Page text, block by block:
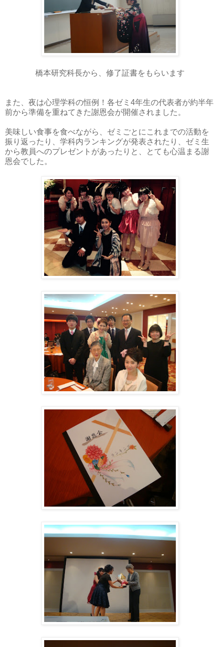
橋本研究科長から、修了証書をもらいます
また、夜は心理学科の恒例！各ゼミ4年生の代表者が約半年
前から準備を重ねてきた謝恩会が開催されました。
美味しい食事を食べながら、ゼミごとにこれまでの活動を
振り返ったり、学科内ランキングが発表されたり、ゼミ生
から教員へのプレゼントがあったりと、とても心温まる謝
恩会でした。